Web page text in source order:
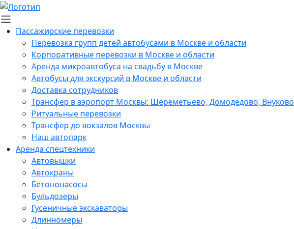
Пассажирские перевозки
Перевозка групп детей автобусами в Москве и области
Корпоративные перевозки в Москве и области
Аренда микроавтобуса на свадьбу в Москве
Автобусы для экскурсий в Москве и области
Доставка сотрудников
Трансфер в аэропорт Москвы: Шереметьево, Домодедово, Внуково
Ритуальные перевозки
Трансфер до вокзалов Москвы
Наш автопарк
Аренда спецтехники
Автовышки
Автокраны
Бетононасосы
Бульдозеры
Гусеничные экскаваторы
Длинномеры